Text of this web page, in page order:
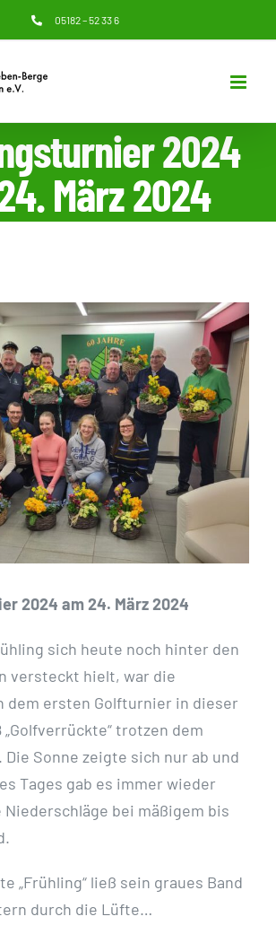
05182 – 52 33 6
2024
März 2024
2024 am 24. März 2024
sich heute noch hinter den
versteckt hielt, war die
dem ersten Golfturnier in dieser
„Golfverrückte“ trotzen dem
Sonne zeigte sich nur ab und
Tages gab es immer wieder
bei mäßigem bis
„Frühling“ ließ sein graues Band
durch die Lüfte…